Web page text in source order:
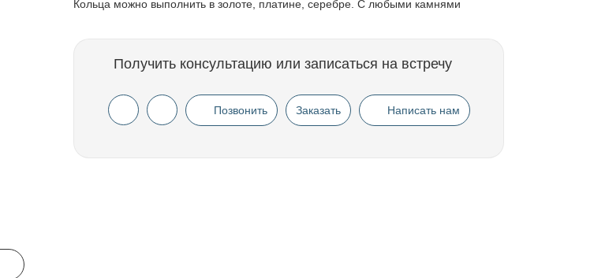
Кольца можно выполнить в золоте, платине, серебре. С любыми камнями
Получить консультацию или записаться на встречу
Позвонить Заказать Написать нам